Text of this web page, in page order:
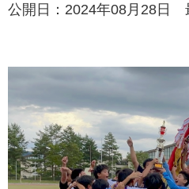
公開日：2024年08月28日